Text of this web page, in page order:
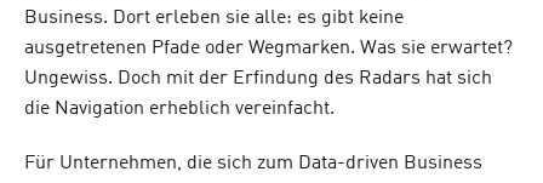
Business. Dort erleben sie alle: es gibt keine
ausgetretenen Pfade oder Wegmarken. Was sie erwartet?
Ungewiss. Doch mit der Erfindung des Radars hat sich
die Navigation erheblich vereinfacht.
Für Unternehmen, die sich zum Data-driven Business